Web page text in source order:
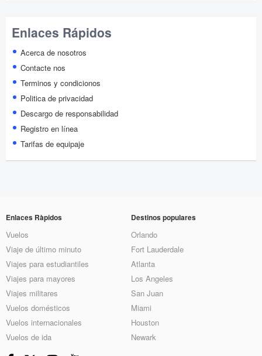
Enlaces Rápidos
Acerca de nosotros
Contacte nos
Terminos y condicionos
Politica de privacidad
Descargo de responsabilidad
Registro en línea
Tarifas de equipaje
Enlaces Ràpidos
Vuelos
Viaje de último minuto
Viajes para estudiantiles
Viajes para mayores
Viajes militares
Vuelos domésticos
Vuelos internacionales
Vuelos de ida
Destinos populares
Orlando
Fort Lauderdale
Atlanta
Los Angeles
San Juan
Miami
Houston
Newark